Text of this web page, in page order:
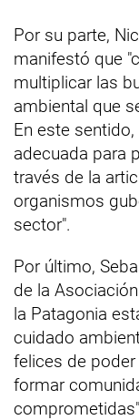
Por su parte,
manifestó que
multiplicar las
ambiental que
En este
adecuada para
través de la
organismos
sector".
Por último,
de la
la Patagonia
cuidado
felices de
formar